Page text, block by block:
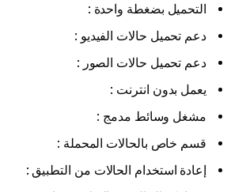
التحميل بضغطة واحدة :
دعم تحميل حالات الفيديو :
دعم تحميل حالات الصور :
يعمل بدون انترنت :
مشغل وسائط مدمج :
قسم خاص بالحالات المحملة :
إعادة استخدام الحالات من التطبيق :